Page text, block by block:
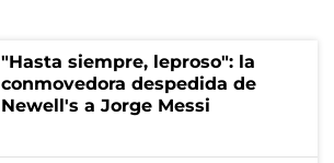
"Hasta siempre, leproso": la
conmovedora despedida de
Newell's a Jorge Messi